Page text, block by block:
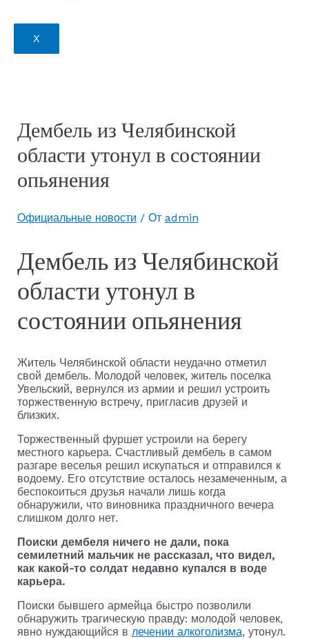
X
Дембель из Челябинской
области утонул в состоянии
опьянения
Официальные новости / От admin
Дембель из Челябинской
области утонул в
состоянии опьянения
Житель Челябинской области неудачно отметил
свой дембель. Молодой человек, житель поселка
Увельский, вернулся из армии и решил устроить
торжественную встречу, пригласив друзей и
близких.
Торжественный фуршет устроили на берегу
местного карьера. Счастливый дембель в самом
разгаре веселья решил искупаться и отправился к
водоему. Его отсутствие осталось незамеченным, а
беспокоиться друзья начали лишь когда
обнаружили, что виновника праздничного вечера
слишком долго нет.
Поиски дембеля ничего не дали, пока
семилетний мальчик не рассказал, что видел,
как какой-то солдат недавно купался в воде
карьера.
Поиски бывшего армейца быстро позволили
обнаружить трагическую правду: молодой человек,
явно нуждающийся в лечении алкоголизма, утонул.